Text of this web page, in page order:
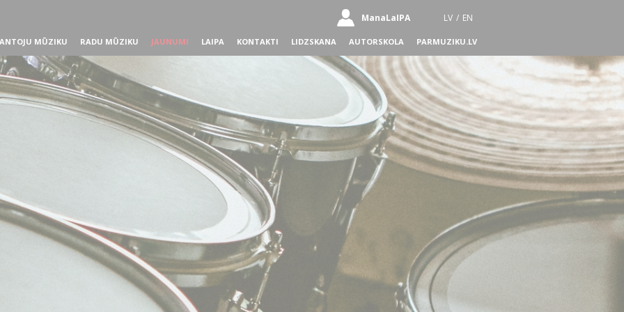
ManaLaIPA LV / EN
MŪZIKU RADU MŪZIKU JAUNUMI LAIPA KONTAKTI LIDZSKANA AUTORSKOLA PARMUZIKU.LV